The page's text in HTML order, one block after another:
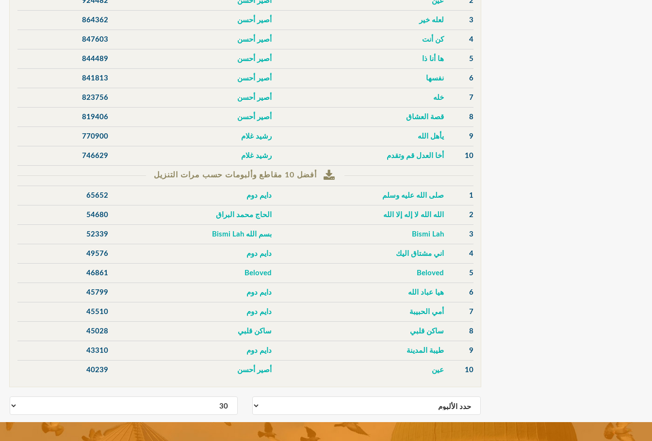
3 لعله خير أصير أحسن 864362
4 كن أنت أصير أحسن 847603
5 ها أنا ذا أصير أحسن 844489
6 نفسها أصير أحسن 841813
7 خله أصير أحسن 823756
8 قصة العشاق أصير أحسن 819406
9 يأهل الله رشيد غلام 770900
10 أخا العدل قم وتقدم رشيد غلام 746629
أفضل 10 مقاطع وألبومات حسب مرات التنزيل
1 صلى الله عليه وسلم دايم دوم 65652
2 الله الله لا إله إلا الله الحاج محمد البراق 54680
3
Bismi Lah بسم الله Bismi Lah 52339
4 اني مشتاق اليك دايم دوم 49576
5
Beloved
Beloved
46861
6 هيا عباد الله دايم دوم 45799
7 أمي الحبيبة دايم دوم 45510
8 ساكن قلبي ساكن قلبي 45028
9 طيبة المدينة دايم دوم 43310
10 عين أصير أحسن 40239